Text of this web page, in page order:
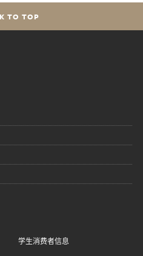
TO TOP
学生消费者信息